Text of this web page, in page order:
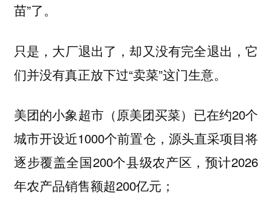
苗”了。
只是，大厂退出了，却又没有完全退出，它
们并没有真正放下过“卖菜”这门生意。
美团的小象超市（原美团买菜）已在约20个
城市开设近1000个前置仓，源头直采项目将
逐步覆盖全国200个县级农产区，预计2026
年农产品销售额超200亿元；